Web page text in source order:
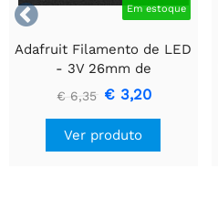
 Em estoque
Adafruit Filamento de LED
- 3V 26mm de
comprimento - Branco
Quente (Pacote com 3)
€ 6,35 € 3,20
Ver produto